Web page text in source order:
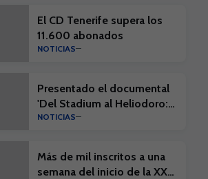
El CD Tenerife supera los
11.600 abonados
NOTICIAS
Presentado el documental
'Del Stadium al Heliodoro:
Cien años de historia'
NOTICIAS
Más de mil inscritos a una
semana del inicio de la XX